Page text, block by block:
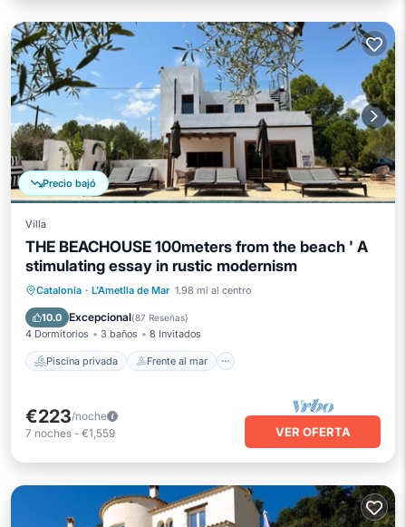
Precio bajó
Villa
THE BEACHOUSE 100meters from the beach ' A
stimulating essay in rustic modernism
Catalonia · L'Ametlla de Mar 1.98 mi al centro
10.0 Excepcional(87 Reseñas)
4 Dormitorios 3 baños 8 Invitados
Piscina privada Frente al mar
Piscina privada
Frente al mar
Aparcamiento
€223/noche
7 noches - €1,559 VER OFERTA